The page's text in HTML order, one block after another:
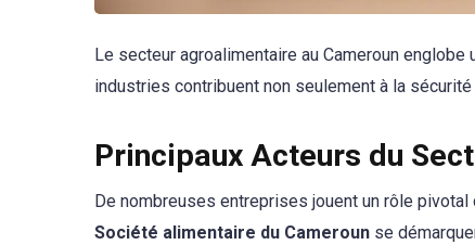
Le secteur agroalimentaire au Cameroun
industries contribuent non seulement à la
Principaux Acteurs du
De nombreuses entreprises jouent un rôle
Société alimentaire du Cameroun se